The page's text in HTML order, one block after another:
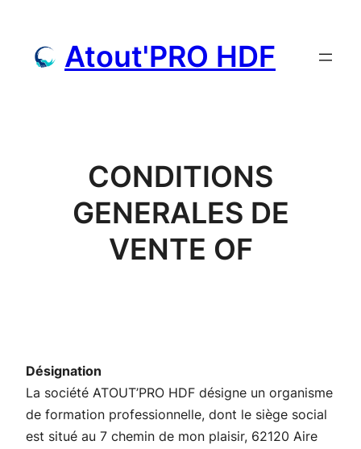
contenu
Atout'PRO HDF
CONDITIONS
GENERALES DE
VENTE OF
Désignation
La société ATOUT’PRO HDF désigne un organisme
de formation professionnelle, dont le siège social
est situé au 7 chemin de mon plaisir, 62120 Aire